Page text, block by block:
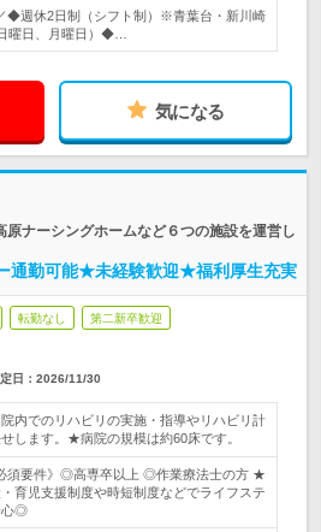
◆週休2日制（シフト制）※青葉台・新川崎
曜日、月曜日）◆…
気になる
原ナーシングホームなど６つの施設を運営し
通勤可能★未経験歓迎★福利厚生充実
転勤なし 第二新卒歓迎
日： 2026/11/30
内でのリハビリの実施・指導やリハビリ計
します。★病院の規模は約60床です。
須要件》◎高専卒以上 ◎作業療法士の方 ★
育児支援制度や時短制度などでライフステ
心◎